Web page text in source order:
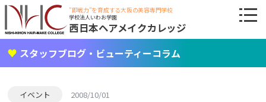
"即戦力"を育成する大阪の美容専門学校
学校法人いわお学園
西日本ヘアメイクカレッジ
スタッフブログ・ビューティーコラム
イベント 2008/10/01